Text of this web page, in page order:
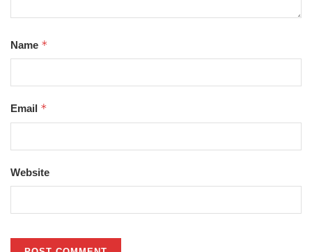
Name *
Email *
Website